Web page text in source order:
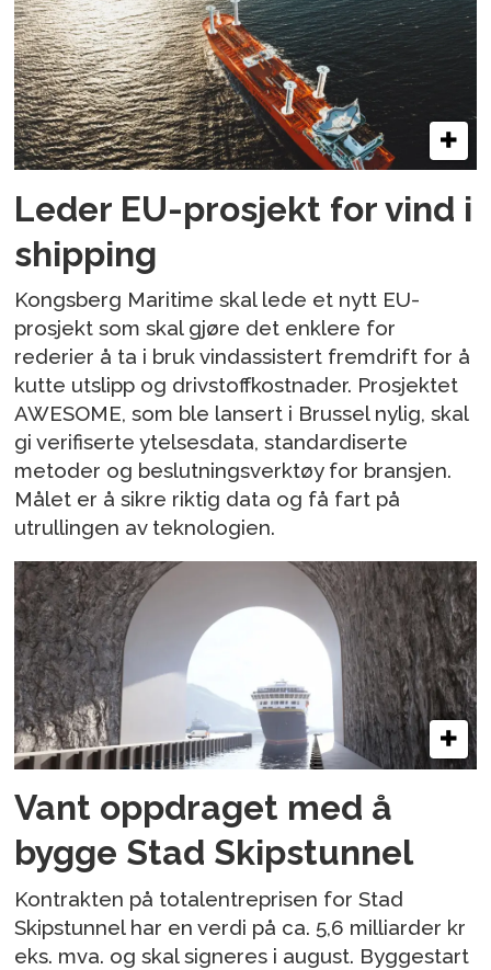
Leder EU-prosjekt for vind i
shipping
Kongsberg Maritime skal lede et nytt EU-
prosjekt som skal gjøre det enklere for
rederier å ta i bruk vindassistert fremdrift for å
kutte utslipp og drivstoffkostnader. Prosjektet
AWESOME, som ble lansert i Brussel nylig, skal
gi verifiserte ytelsesdata, standardiserte
metoder og beslutningsverktøy for bransjen.
Målet er å sikre riktig data og få fart på
utrullingen av teknologien.
Vant oppdraget med å
bygge Stad Skipstunnel
Kontrakten på totalentreprisen for Stad
Skipstunnel har en verdi på ca. 5,6 milliarder kr
eks. mva. og skal signeres i august. Byggestart